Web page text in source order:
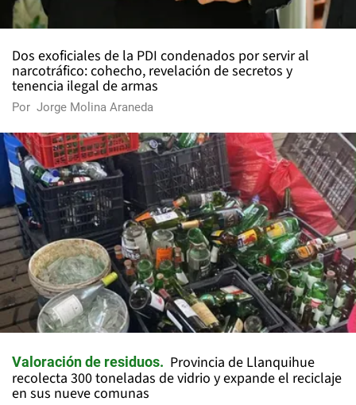
Dos exoficiales de la PDI condenados por servir al
narcotráfico: cohecho, revelación de secretos y
tenencia ilegal de armas
Por Jorge Molina Araneda
Valoración de residuos
Provincia de Llanquihue
recolecta 300 toneladas de vidrio y expande el reciclaje
en sus nueve comunas